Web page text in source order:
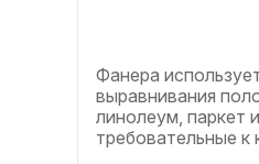
Фанера
выравнивания
линолеум, паркет
требовательные к